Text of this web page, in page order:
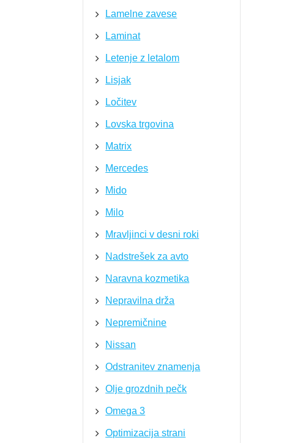
Lamelne zavese
Laminat
Letenje z letalom
Lisjak
Ločitev
Lovska trgovina
Matrix
Mercedes
Mido
Milo
Mravljinci v desni roki
Nadstrešek za avto
Naravna kozmetika
Nepravilna drža
Nepremičnine
Nissan
Odstranitev znamenja
Olje grozdnih pečk
Omega 3
Optimizacija strani